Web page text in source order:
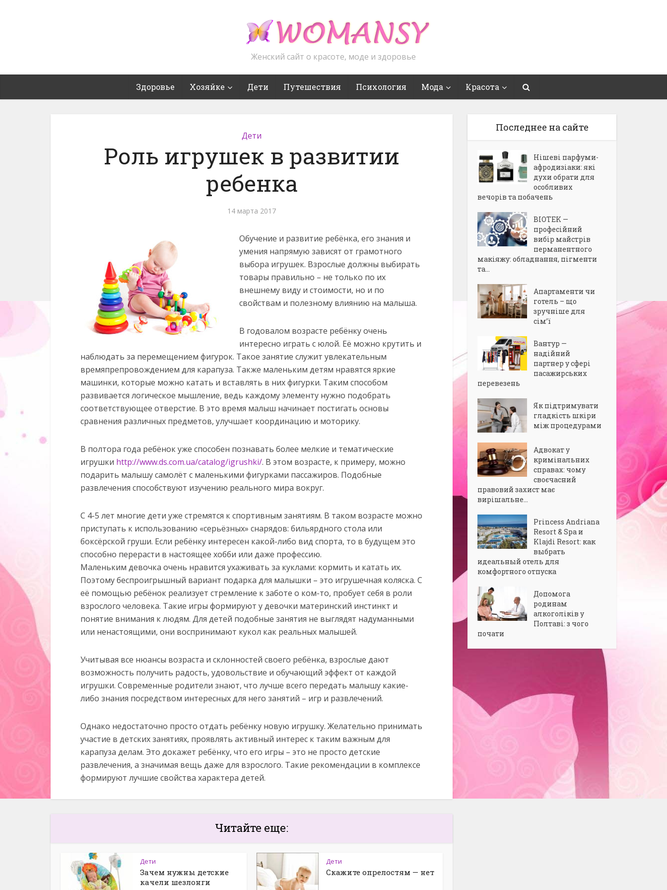
Женский сайт о красоте, моде и здоровье
Здоровье Хозяйке Дети Путешествия Психология Мода Красота
Дети
Роль игрушек в развитии
ребенка
14 марта 2017
Обучение и развитие ребёнка, его знания и
умения напрямую зависят от грамотного
выбора игрушек. Взрослые должны выбирать
товары правильно – не только по их
внешнему виду и стоимости, но и по
свойствам и полезному влиянию на малыша.
В годовалом возрасте ребёнку очень
интересно играть с юлой. Её можно крутить и
наблюдать за перемещением фигурок. Такое занятие служит увлекательным
времяпрепровождением для карапуза. Также маленьким детям нравятся яркие
машинки, которые можно катать и вставлять в них фигурки. Таким способом
развивается логическое мышление, ведь каждому элементу нужно подобрать
соответствующее отверстие. В это время малыш начинает постигать основы
сравнения различных предметов, улучшает координацию и моторику.
В полтора года ребёнок уже способен познавать более мелкие и тематические
игрушки http://www.ds.com.ua/catalog/igrushki/. В этом возрасте, к примеру, можно
подарить малышу самолёт с маленькими фигурками пассажиров. Подобные
развлечения способствуют изучению реального мира вокруг.
С 4-5 лет многие дети уже стремятся к спортивным занятиям. В таком возрасте можно
приступать к использованию «серьёзных» снарядов: бильярдного стола или
боксёрской груши. Если ребёнку интересен какой-либо вид спорта, то в будущем это
способно перерасти в настоящее хобби или даже профессию.
Маленьким девочка очень нравится ухаживать за куклами: кормить и катать их.
Поэтому беспроигрышный вариант подарка для малышки – это игрушечная коляска. С
её помощью ребёнок реализует стремление к заботе о ком-то, пробует себя в роли
взрослого человека. Такие игры формируют у девочки материнский инстинкт и
понятие внимания к людям. Для детей подобные занятия не выглядят надуманными
или ненастоящими, они воспринимают кукол как реальных малышей.
Учитывая все нюансы возраста и склонностей своего ребёнка, взрослые дают
возможность получить радость, удовольствие и обучающий эффект от каждой
игрушки. Современные родители знают, что лучше всего передать малышу какие-
либо знания посредством интересных для него занятий – игр и развлечений.
Однако недостаточно просто отдать ребёнку новую игрушку. Желательно принимать
участие в детских занятиях, проявлять активный интерес к таким важным для
карапуза делам. Это докажет ребёнку, что его игры – это не просто детские
развлечения, а значимая вещь даже для взрослого. Такие рекомендации в комплексе
формируют лучшие свойства характера детей.
Читайте еще:
Дети
Зачем нужны детские
качели шезлонги
Дети
Скажите опрелостям — нет
Последнее на сайте
Нішеві парфуми-
афродизіаки: які
духи обрати для
особливих
вечорів та побачень
BIOTEK —
професійний
вибір майстрів
перманентного
макіяжу: обладнання, пігменти
та...
Апартаменти чи
готель – що
зручніше для
сім’ї
Вантур —
надійний
партнер у сфері
пасажирських
перевезень
Як підтримувати
гладкість шкіри
між процедурами
Адвокат у
кримінальних
справах: чому
своєчасний
правовий захист має
вирішальне...
Princess Andriana
Resort & Spa и
Klajdi Resort: как
выбрать
идеальный отель для
комфортного отпуска
Допомога
родинам
алкоголіків у
Полтаві: з чого
почати